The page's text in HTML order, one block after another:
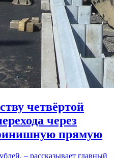
четвёртой
через
прямую
– рассказывает главный